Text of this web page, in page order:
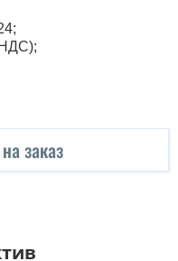
заказ